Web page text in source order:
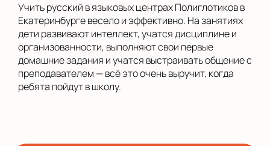
Учить русский в языковых центрах Полиглотиков в
Екатеринбурге весело и эффективно. На занятиях
дети развивают интеллект, учатся дисциплине и
организованности, выполняют свои первые
домашние задания и учатся выстраивать общение с
преподавателем — всё это очень выручит, когда
ребята пойдут в школу.